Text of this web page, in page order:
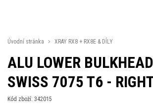
Úvodní stránka XRAY RX8 + RX8E & DÍLY
ALU LOWER
SWISS 7075 T6 -
Kód zboží: 342015